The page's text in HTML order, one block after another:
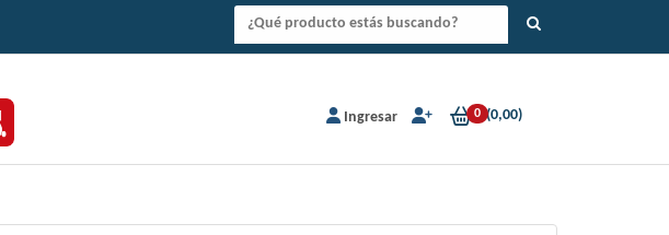
Ingresar 0 (0,00)